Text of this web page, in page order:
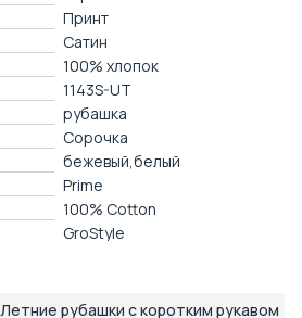
Принт
Сатин
100% хлопок
1143S-UT
рубашка
Сорочка
бежевый,белый
Prime
100% Cotton
GroStyle
Летние рубашки с коротким рукавом